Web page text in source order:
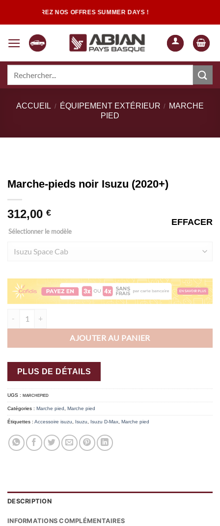
DÉCOUVREZ NOS OFFRES SUMMER DAYS !
Quand les résultats de l'auto-complétion sont disponibles, utilisez les
ACCUEIL / ÉQUIPEMENT EXTÉRIEUR / MARCHE
PIED
Marche-pieds noir Isuzu (2020+)
312,00 €
Sélectionner le modèle
EFFACER
AJOUTER AU PANIER
PLUS DE DÉTAILS
UGS : MARCHEPIED
Catégories : Marche pied, Marche pied
Étiquettes : Accessoire isuzu, Isuzu, Isuzu D-Max, Marche pied
DESCRIPTION
INFORMATIONS COMPLÉMENTAIRES